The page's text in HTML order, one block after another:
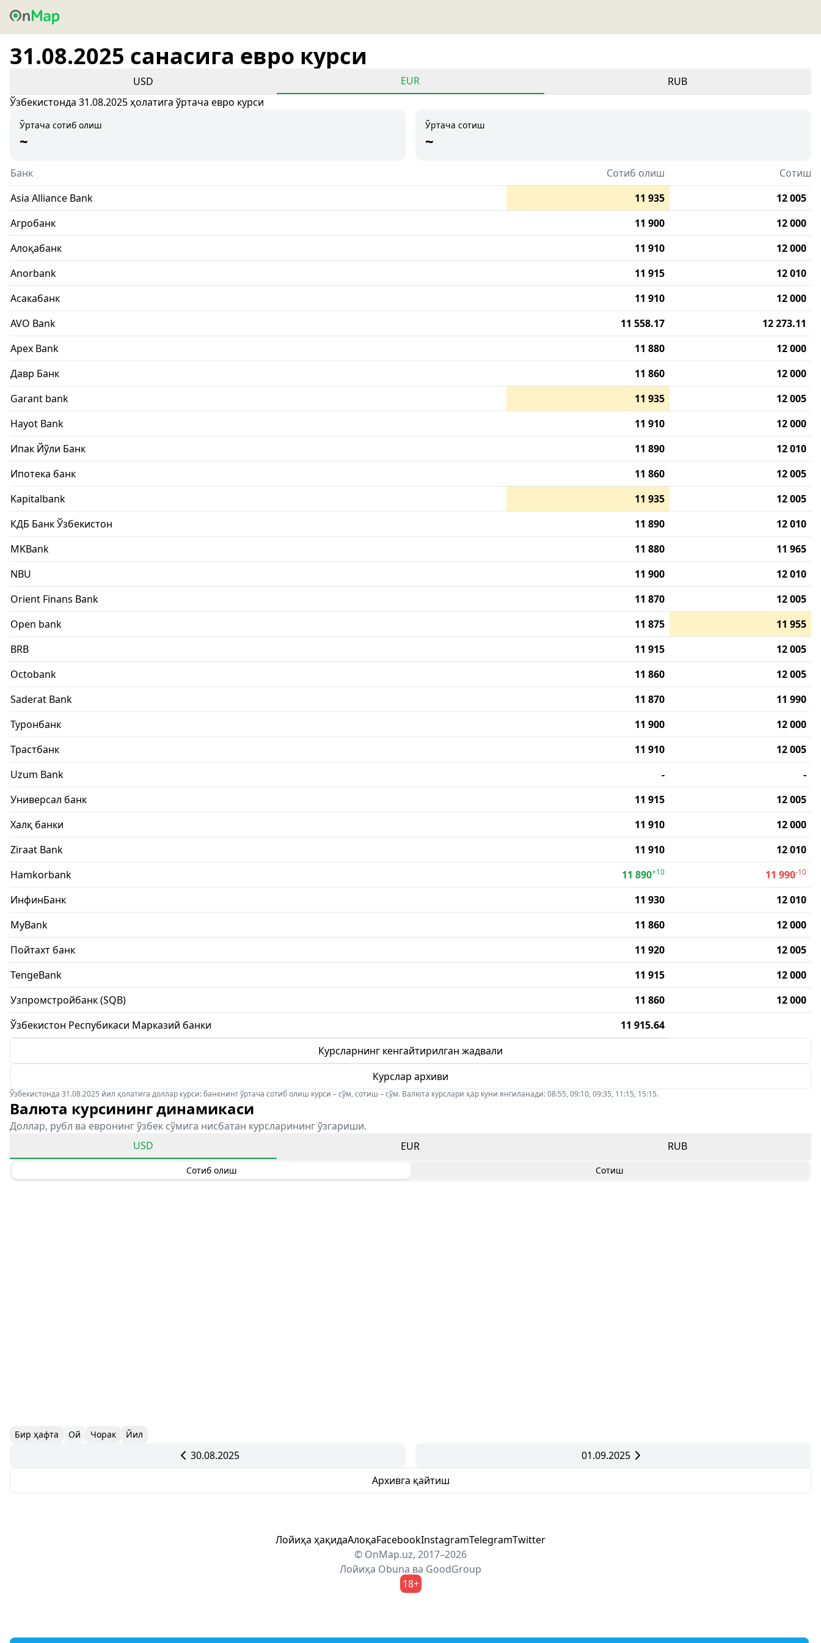
31.08.2025 санасига евро курси
USD EUR
RUB
Ўзбекистонда 31.08.2025 ҳолатига ўртача евро курси
Ўртача сотиб олиш
~
Ўртача сотиш
~
Банк Сотиб олиш
Сотиш
Asia Alliance Bank
11 935
12 005
Агробанк
11 900
12 000
Алоқабанк
11 910
12 000
Anorbank
11 915
12 010
Асакабанк
11 910
12 000
AVO Bank
11 558.17
12 273.11
Apex Bank
11 880
12 000
Давр Банк
11 860
12 000
Garant bank
11 935
12 005
Hayot Bank
11 910
12 000
Ипак Йўли Банк
11 890
12 010
Ипотека банк
11 860
12 005
Kapitalbank
11 935
12 005
КДБ Банк Ўзбекистон
11 890
12 010
MKBank
11 880
11 965
NBU
11 900
12 010
Orient Finans Bank
11 870
12 005
Open bank
11 875
11 955
BRB
11 915
12 005
Octobank
11 860
12 005
Saderat Bank
11 870
11 990
Туронбанк
11 900
12 000
Трастбанк
11 910
12 005
Uzum Bank
-
-
Универсал банк
11 915
12 005
Халқ банки
11 910
12 000
Ziraat Bank
11 910
12 010
Hamkorbank
11 890+10 11 990-10
ИнфинБанк 11 930
12 010
MyBank
11 860
12 000
Пойтахт банк
11 920
12 005
TengeBank
11 915
12 000
Узпромстройбанк (SQB)
11 860
12 000
Ўзбекистон Респубикаси Марказий банки
11 915.64
Курсларнинг кенгайтирилган жадвали
Курслар архиви
Ўзбекистонда 31.08.2025 йил ҳолатига доллар курси: банкнинг ўртача сотиб олиш курси – сўм, сотиш – сўм. Валюта курслари ҳар куни янгиланади: 08:55, 09:10, 09:35, 11:15, 15:15.
Валюта курсининг динамикаси
Доллар, рубл ва евронинг ўзбек сўмига нисбатан курсларининг ўзгариши.
USD
EUR RUB
Сотиб олиш Сотиш
Бир ҳафта Ой Чорак Йил
30.08.2025
01.09.2025
Архивга қайтиш
Лойиҳа ҳақидаАлоқаFacebookInstagramTelegramTwitter
© OnMap.uz, 2017–2026
Лойиҳа Obuna ва GoodGroup
18+